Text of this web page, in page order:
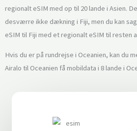
regionalt eSIM med op til 20 lande i Asien.
desværre ikke dækning i Fiji, men du kan
eSIM til Fiji med et regionalt eSIM til resten
Hvis du er på rundrejse i Oceanien, kan du
Airalo til Oceanien få mobildata i 8 lande i